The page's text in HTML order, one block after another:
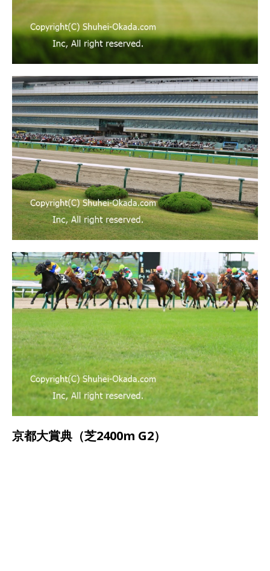
京都大賞典（芝2400m G2）